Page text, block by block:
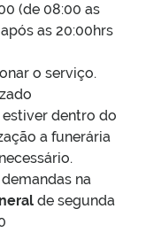
(de 08:00 as
as 20:00hrs
o serviço.
dentro do
a funerária
na
de segunda